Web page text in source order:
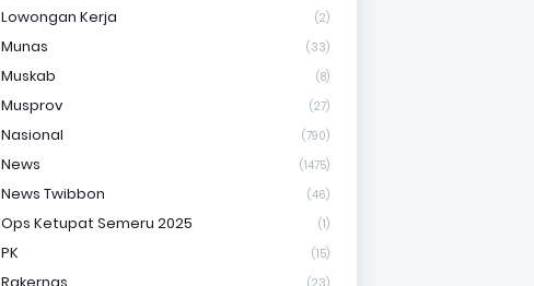
Lowongan Kerja (2)
Munas (33)
Muskab (8)
Musprov (27)
Nasional (790)
News (1475)
News Twibbon (46)
Ops Ketupat Semeru 2025 (1)
PK (15)